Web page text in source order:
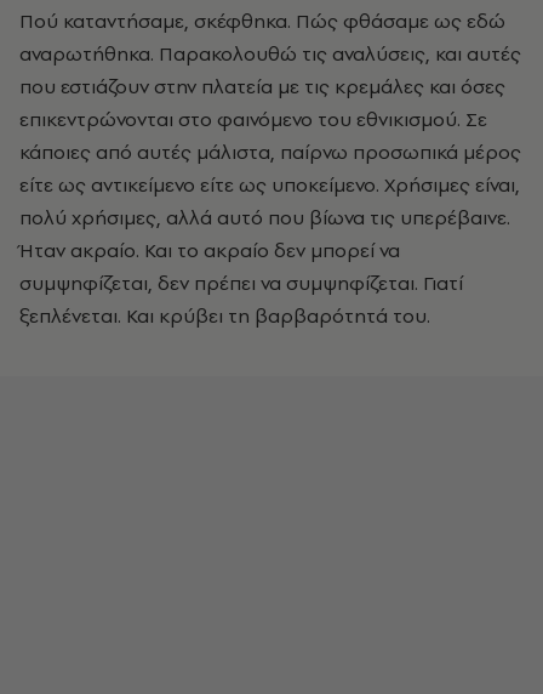
Πού καταντήσαμε, σκέφθηκα. Πώς φθάσαμε ως εδώ
αναρωτήθηκα. Παρακολουθώ τις αναλύσεις, και αυτές
που εστιάζουν στην πλατεία με τις κρεμάλες και όσες
επικεντρώνονται στο φαινόμενο του εθνικισμού. Σε
κάποιες από αυτές μάλιστα, παίρνω προσωπικά μέρος
είτε ως αντικείμενο είτε ως υποκείμενο. Χρήσιμες είναι,
πολύ χρήσιμες, αλλά αυτό που βίωνα τις υπερέβαινε.
Ήταν ακραίο. Και το ακραίο δεν μπορεί να
συμψηφίζεται, δεν πρέπει να συμψηφίζεται. Γιατί
ξεπλένεται. Και κρύβει τη βαρβαρότητά του.